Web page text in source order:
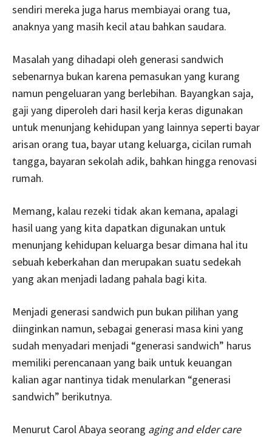
sendiri mereka juga harus membiayai orang tua,
anaknya yang masih kecil atau bahkan saudara.
Masalah yang dihadapi oleh generasi sandwich
sebenarnya bukan karena pemasukan yang kurang
namun pengeluaran yang berlebihan. Bayangkan saja,
gaji yang diperoleh dari hasil kerja keras digunakan
untuk menunjang kehidupan yang lainnya seperti bayar
arisan orang tua, bayar utang keluarga, cicilan rumah
tangga, bayaran sekolah adik, bahkan hingga renovasi
rumah.
Memang, kalau rezeki tidak akan kemana, apalagi
hasil uang yang kita dapatkan digunakan untuk
menunjang kehidupan keluarga besar dimana hal itu
sebuah keberkahan dan merupakan suatu sedekah
yang akan menjadi ladang pahala bagi kita.
Menjadi generasi sandwich pun bukan pilihan yang
diinginkan namun, sebagai generasi masa kini yang
sudah menyadari menjadi “generasi sandwich” harus
memiliki perencanaan yang baik untuk keuangan
kalian agar nantinya tidak menularkan “generasi
sandwich” berikutnya.
Menurut Carol Abaya seorang aging and elder care